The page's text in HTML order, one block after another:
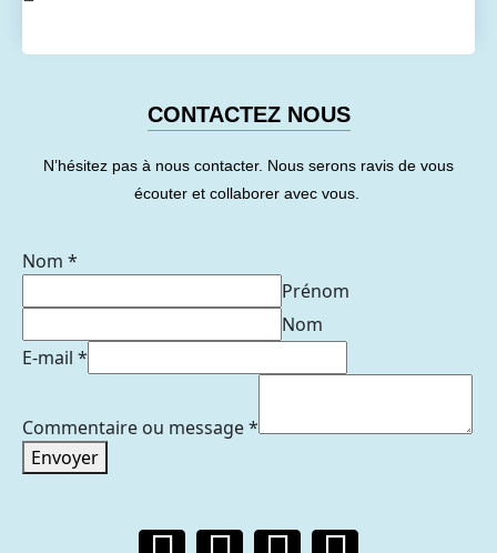
CONTACTEZ NOUS
N’hésitez pas à nous contacter. Nous serons ravis de vous
écouter et collaborer avec vous.
Nom *
Prénom
Nom
E-mail *
Commentaire ou message*
Envoyer